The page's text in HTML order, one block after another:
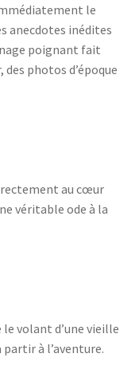
le
anecdotes inédites
poignant fait
photos d’époque
au cœur
véritable ode à la
volant d’une vieille
à l’aventure.